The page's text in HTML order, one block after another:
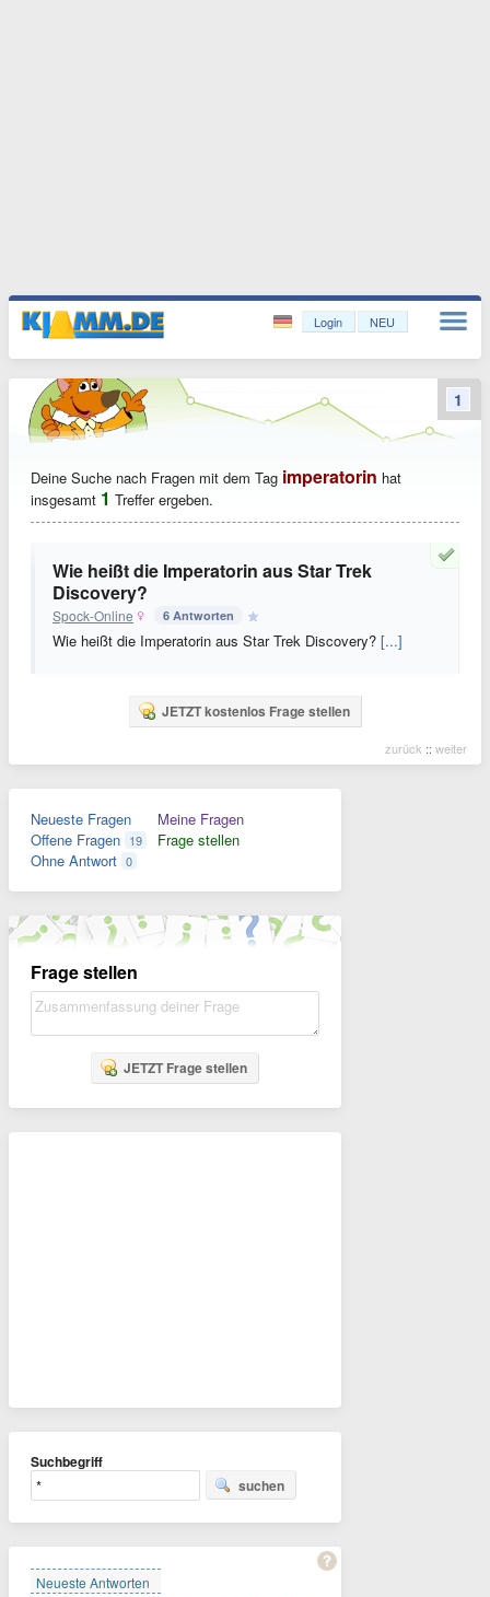
Login NEU
Deine Suche nach Fragen mit dem Tag imperatorin hat
insgesamt 1 Treffer ergeben.
Wie heißt die Imperatorin aus Star Trek
Discovery?
Spock-Online 6 Antworten
Wie heißt die Imperatorin aus Star Trek Discovery? [...]
JETZT kostenlos Frage stellen
zurück :: weiter
1
Neueste Fragen
Offene Fragen 19
Ohne Antwort 0
Meine Fragen
Frage stellen
Frage stellen
JETZT Frage stellen
Suchbegriff
suchen
Neueste Antworten